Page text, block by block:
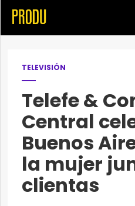
TELEVISIÓN
Telefe &
Central
Buenos
la mujer
clientas